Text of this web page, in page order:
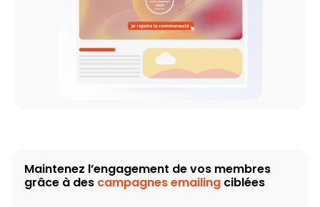
Maintenez l’engagement de vos membres
grâce à des campagnes emailing ciblées